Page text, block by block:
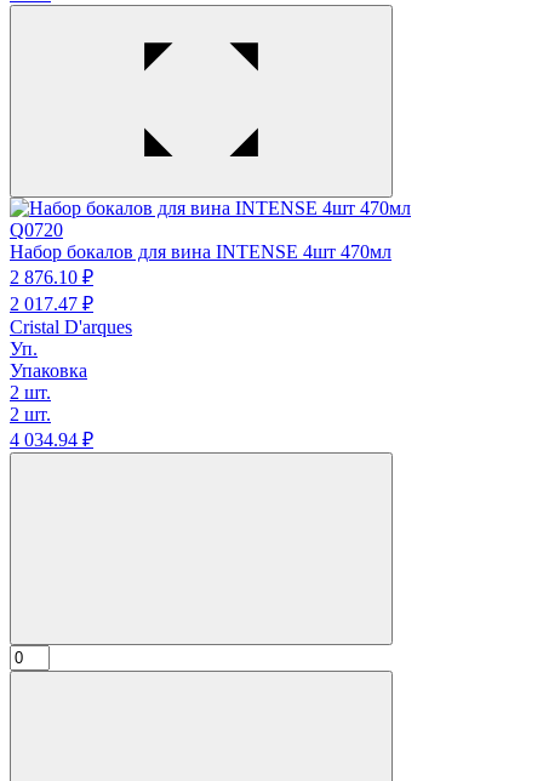
Q0720
Набор бокалов для вина INTENSE 4шт 470мл
2 876.10 ₽
2 017.47 ₽
Cristal D'arques
Уп.
Упаковка
2 шт.
2 шт.
4 034.94 ₽